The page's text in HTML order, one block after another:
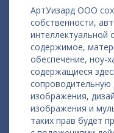
АртУизард ООО
собственности,
интеллектуальной
содержимое,
обеспечение, ноу-
содержащиеся
изображения,
изображения и
таких прав будет